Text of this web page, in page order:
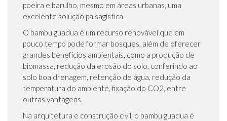
poeira e barulho, mesmo em áreas urbanas, uma
excelente solução paisagística.
O bambu guadua é um recurso renovável que em
pouco tempo pode formar bosques, além de oferecer
grandes benefícios ambientais, como a produção de
biomassa, redução da erosão do solo, conferindo ao
solo boa drenagem, retenção de água, redução da
temperatura do ambiente, fixação do CO2, entre
outras vantagens.
Na arquitetura e construção civil, o bambu guadua é